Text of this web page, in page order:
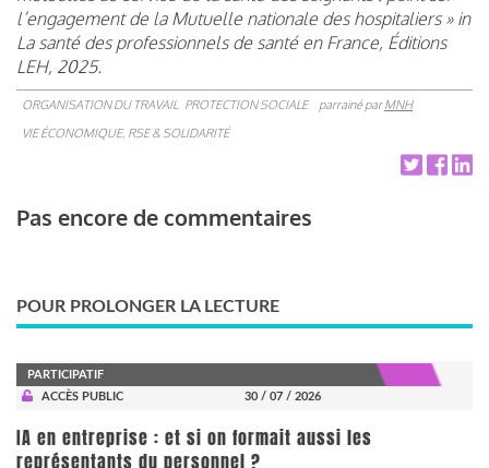
l’engagement de la Mutuelle nationale des hospitaliers » in
La santé des professionnels de santé en France, Éditions
LEH, 2025.
ORGANISATION DU TRAVAIL PROTECTION SOCIALE parrainé parMNH
VIE ÉCONOMIQUE, RSE & SOLIDARITÉ
Pas encore de commentaires
POUR PROLONGER LA LECTURE
PARTICIPATIF
ACCÈS PUBLIC
30 / 07 / 2026
IA en entreprise : et si on formait aussi les
représentants du personnel ?